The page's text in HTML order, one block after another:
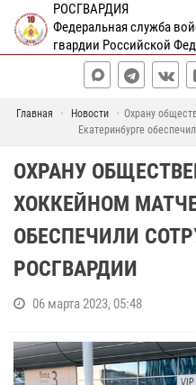
РОСГВАРДИЯ
Федеральная служба
гвардии Российской
Главная Новости
Охрану
Екатеринбурге
ОХРАНУ
ХОККЕЙНОМ
ОБЕСПЕЧИЛИ
РОСГВАРДИИ
06 марта 2023, 05:48